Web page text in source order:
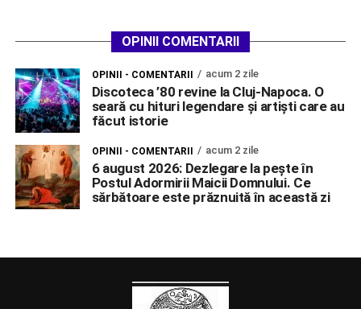
OPINII COMENTARII
OPINII - COMENTARII acum 2 zile
Discoteca ’80 revine la Cluj-Napoca. O
seară cu hituri legendare și artiști care au
făcut istorie
OPINII - COMENTARII acum 2 zile
6 august 2026: Dezlegare la pește în
Postul Adormirii Maicii Domnului. Ce
sărbătoare este prăznuită în această zi